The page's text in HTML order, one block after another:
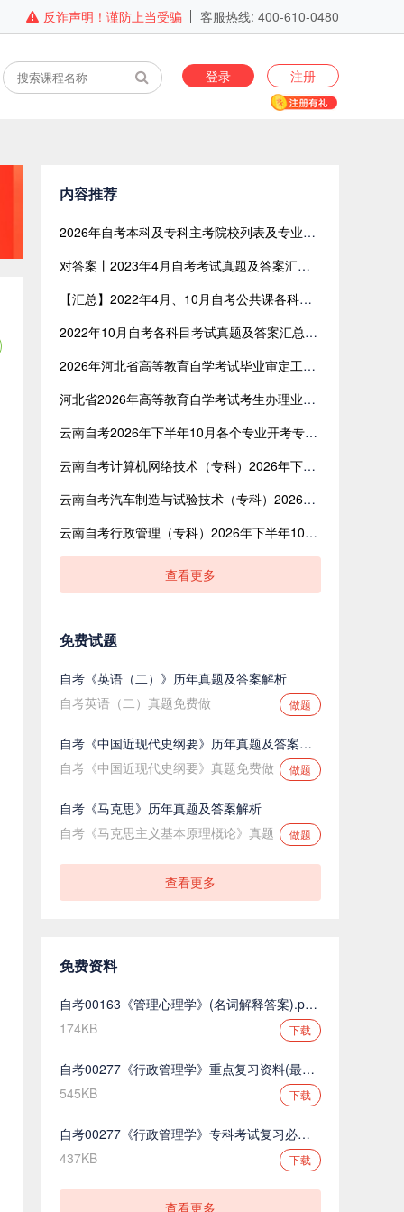
客服热线: 400-610-0480
反诈声明！谨防上当受骗
登录 注册
内容推荐
2026年自考本科及专科主考院校列表及专业目录（全国版）
对答案丨2023年4月自考考试真题及答案汇总【网友回忆版】
【汇总】2022年4月、10月自考公共课各科目考试真题及答案汇总（共含24科目）
2022年10月自考各科目考试真题及答案汇总（网友回忆版）
2026年河北省高等教育自学考试毕业审定工作规范 （试行）
河北省2026年高等教育自学考试考生办理业务时间安排表
云南自考2026年下半年10月各个专业开考专业与课程安排日程表
云南自考计算机网络技术（专科）2026年下半年10月开考专业与课程安排日程表
云南自考汽车制造与试验技术（专科）2026年下半年10月开考专业与课程安排日程表
云南自考行政管理（专科）2026年下半年10月开考专业与课程安排日程表
查看更多
免费试题
自考《英语（二）》历年真题及答案解析
自考英语（二）真题免费做
做题
自考《中国近现代史纲要》历年真题及答案解析
自考《中国近现代史纲要》真题免费做
做题
自考《马克思》历年真题及答案解析
自考《马克思主义基本原理概论》真题
做题
查看更多
免费资料
自考00163《管理心理学》(名词解释答案).pdf.pdf
174KB
下载
自考00277《行政管理学》重点复习资料(最新整理).pdf.pdf
545KB
下载
自考00277《行政管理学》专科考试复习必备.pdf.pdf
437KB
下载
查看更多